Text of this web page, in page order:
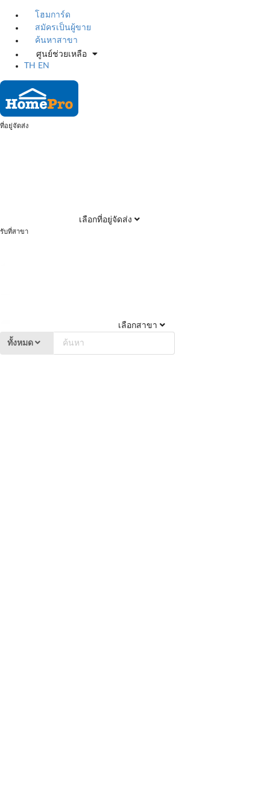
โฮมการ์ด
สมัครเป็นผู้ขาย
ค้นหาสาขา
ศูนย์ช่วยเหลือ
TH
EN
ที่อยู่จัดส่ง
เลือกที่อยู่จัดส่ง
รับที่สาขา
เลือกสาขา
ทั้งหมด